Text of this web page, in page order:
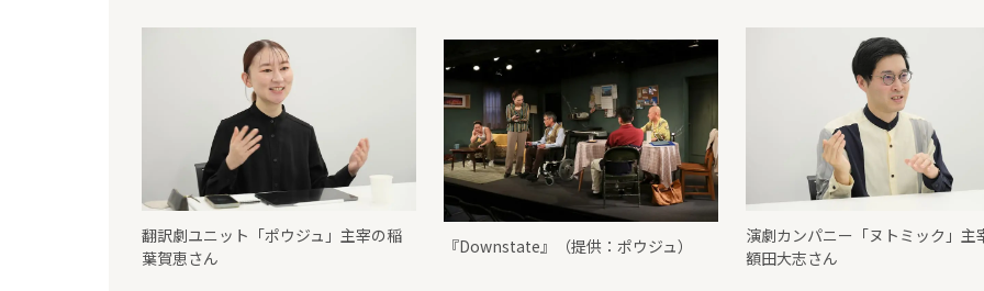
翻訳劇ユニット「ポウジュ」主宰の稲
葉賀恵さん
『Downstate』（提供：ポウジュ）
演劇カンパニー「ヌトミック」主
額田大志さん